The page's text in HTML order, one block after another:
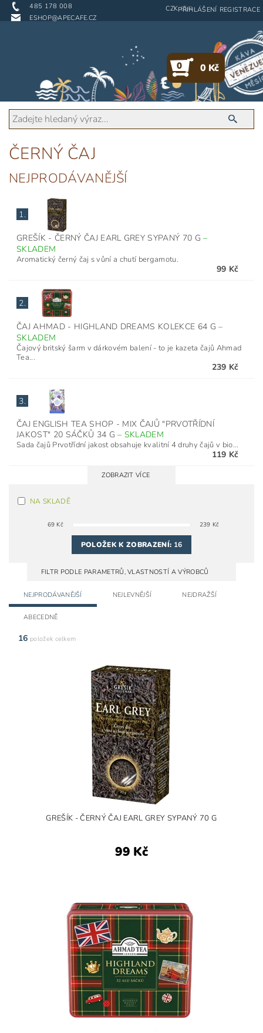
485 178 008
ESHOP@APECAFE.CZ
CZK EUR
PŘIHLÁŠENÍ REGISTRACE
0 0 Kč
ČERNÝ ČAJ
NEJPRODÁVANĚJŠÍ
1.
GREŠÍK - ČERNÝ ČAJ EARL GREY SYPANÝ 70 G–
SKLADEM
Aromatický černý čaj s vůní a chutí bergamotu.
99 Kč
2.
ČAJ AHMAD - HIGHLAND DREAMS KOLEKCE 64 G–
SKLADEM
Čajový britský šarm v dárkovém balení - to je kazeta čajů Ahmad
Tea...
239 Kč
3.
ČAJ ENGLISH TEA SHOP - MIX ČAJŮ "PRVOTŘÍDNÍ
JAKOST" 20 SÁČKŮ 34 G– SKLADEM
Sada čajů Prvotřídní jakost obsahuje kvalitní 4 druhy čajů v bio...
119 Kč
ZOBRAZIT VÍCE
NA SKLADĚ
69 Kč 239 Kč
POLOŽEK K ZOBRAZENÍ: 16
FILTR PODLE PARAMETRŮ, VLASTNOSTÍ A VÝROBCŮ
NEJPRODÁVANĚJŠÍ NEJLEVNĚJŠÍ NEJDRAŽŠÍ
ABECEDNĚ
16 položek celkem
GREŠÍK - ČERNÝ ČAJ EARL GREY SYPANÝ 70 G
99 Kč